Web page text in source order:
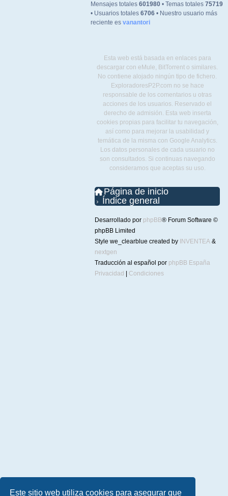
Este sitio web utiliza cookies para asegurar que
Mensajes totales 601980 • Temas totales 75719
• Usuarios totales 6706 • Nuestro usuario más
reciente es vanantori
Esta web está basada en enlaces para
descargar con eMule, BitTorrent o similares.
No contiene alojado ningún tipo de fichero.
ExploradoresP2P.com no se hace
responsable de los comentarios u otras
acciones de los usuarios. Reservado el
derecho de admisión. Esta web inserta
cookies propias para facilitar tu navegación,
así como para mejorar la usabilidad y
temática de la misma con Google Analytics.
Los datos personales de cada usuario no
son consultados. Si continuas navegando
consideramos que aceptas su uso.
Página de inicio
Índice general
Desarrollado por phpBB® Forum Software ©
phpBB Limited
Style we_clearblue created by INVENTEA &
nextgen
Traducción al español por phpBB España
Privacidad
Condiciones